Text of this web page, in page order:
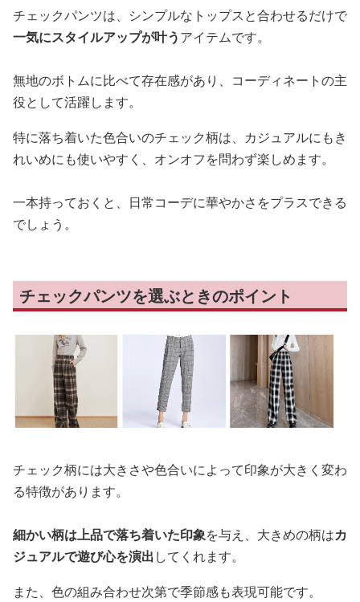
チェックパンツは、シンプルなトップスと合わせるだけで
一気にスタイルアップが叶うアイテムです。
無地のボトムに比べて存在感があり、コーディネートの主
役として活躍します。
特に落ち着いた色合いのチェック柄は、カジュアルにもき
れいめにも使いやすく、オンオフを問わず楽しめます。
一本持っておくと、日常コーデに華やかさをプラスできる
でしょう。
チェックパンツを選ぶときのポイント
チェック柄には大きさや色合いによって印象が大きく変わ
る特徴があります。
細かい柄は上品で落ち着いた印象を与え、大きめの柄はカ
ジュアルで遊び心を演出してくれます。
また、色の組み合わせ次第で季節感も表現可能です。